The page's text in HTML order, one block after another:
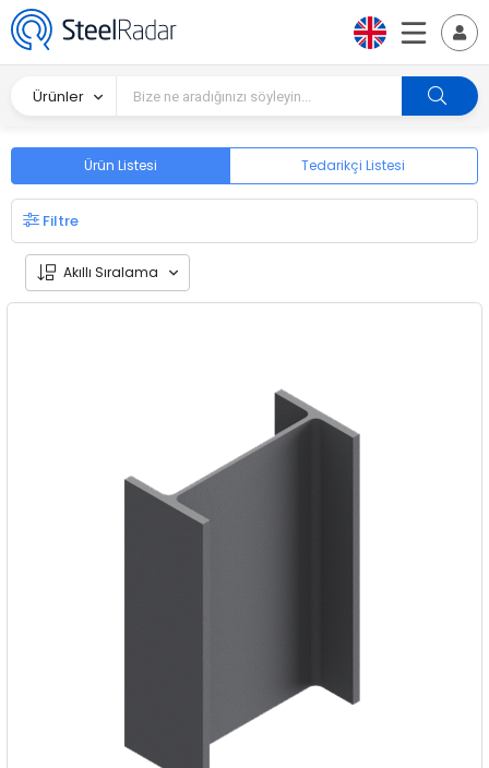
Ürünler
Ürün Listesi Tedarikçi Listesi
Filtre
Akıllı Sıralama